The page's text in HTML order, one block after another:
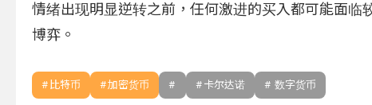
情绪出现明显逆转之前，任何激进的买入都可能面
博弈。
比特币 加密货币 卡尔达诺 数字货币